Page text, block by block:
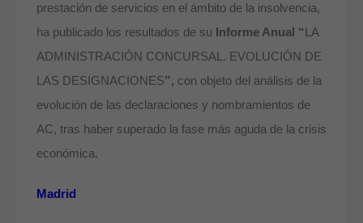
prestación de servicios en el ámbito de la insolvencia,
ha publicado los resultados de su Informe Anual “LA
ADMINISTRACIÓN CONCURSAL. EVOLUCIÓN DE
LAS DESIGNACIONES”, con objeto del análisis de la
evolución de las declaraciones y nombramientos de
AC, tras haber superado la fase más aguda de la crisis
económica.
Madrid